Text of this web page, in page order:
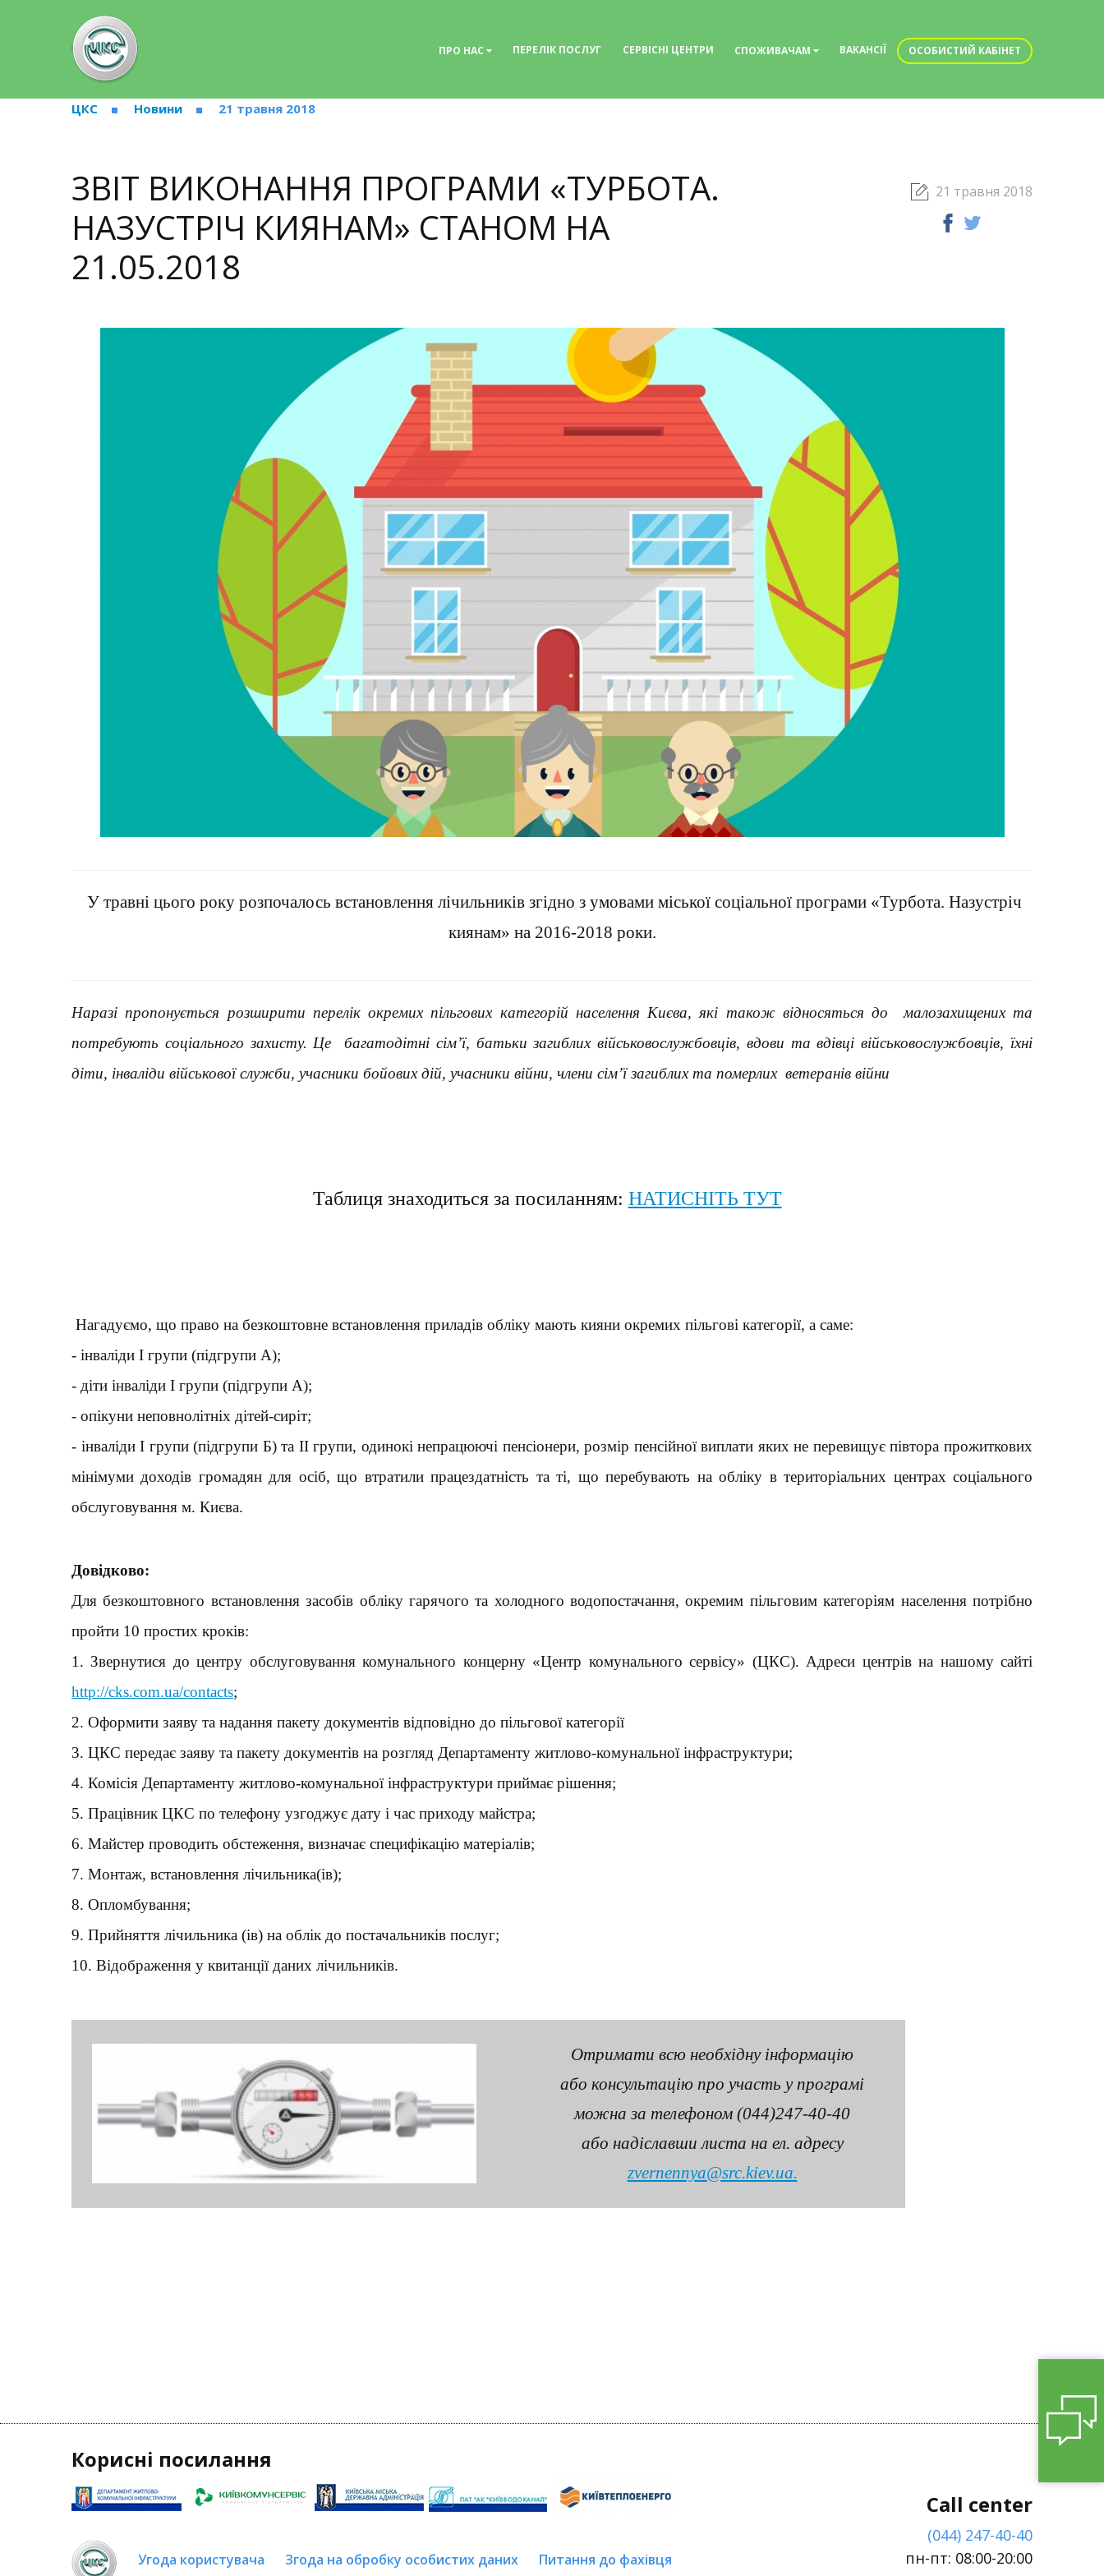
ПРО НАС ПЕРЕЛІК ПОСЛУГ СЕРВІСНІ ЦЕНТРИ СПОЖИВАЧАМ ВАКАНСІЇ ОСОБИСТИЙ КАБІНЕТ
ЦКС Новини 21 травня 2018
21 травня 2018
ЗВІТ ВИКОНАННЯ ПРОГРАМИ «ТУРБОТА.
НАЗУСТРІЧ КИЯНАМ» СТАНОМ НА
21.05.2018
У травні цього року розпочалось встановлення лічильників згідно з умовами міської соціальної програми «Турбота. Назустріч
киянам» на 2016-2018 роки.
Наразі пропонується розширити перелік окремих пільгових категорій населення Києва, які також відносяться до малозахищених та
потребують соціального захисту. Це багатодітні сім’ї, батьки загиблих військовослужбовців, вдови та вдівці військовослужбовців, їхні
діти, інваліди військової служби, учасники бойових дій, учасники війни, члени сім’ї загиблих та померлих ветеранів війни
Таблиця знаходиться за посиланням: НАТИСНІТЬ ТУТ
Нагадуємо, що право на безкоштовне встановлення приладів обліку мають кияни окремих пільгові категорії, а саме:
- інваліди І групи (підгрупи А);
- діти інваліди І групи (підгрупи А);
- опікуни неповнолітніх дітей-сиріт;
- інваліди І групи (підгрупи Б) та ІІ групи, одинокі непрацюючі пенсіонери, розмір пенсійної виплати яких не перевищує півтора прожиткових
мінімуми доходів громадян для осіб, що втратили працездатність та ті, що перебувають на обліку в територіальних центрах соціального
обслуговування м. Києва.
Довідково:
Для безкоштовного встановлення засобів обліку гарячого та холодного водопостачання, окремим пільговим категоріям населення потрібно
пройти 10 простих кроків:
1. Звернутися до центру обслуговування комунального концерну «Центр комунального сервісу» (ЦКС). Адреси центрів на нашому сайті
http://cks.com.ua/contacts;
2. Оформити заяву та надання пакету документів відповідно до пільгової категорії
3. ЦКС передає заяву та пакету документів на розгляд Департаменту житлово-комунальної інфраструктури;
4. Комісія Департаменту житлово-комунальної інфраструктури приймає рішення;
5. Працівник ЦКС по телефону узгоджує дату і час приходу майстра;
6. Майстер проводить обстеження, визначає специфікацію матеріалів;
7. Монтаж, встановлення лічильника(ів);
8. Опломбування;
9. Прийняття лічильника (ів) на облік до постачальників послуг;
10. Відображення у квитанції даних лічильників.
Отримати всю необхідну інформацію
або консультацію про участь у програмі
можна за телефоном (044)247-40-40
або надіславши листа на ел. адресу
zvernennya@src.kiev.ua.
Корисні посилання
Угода користувача Згода на обробку особистих даних Питання до фахівця
Call center
(044) 247-40-40
пн-пт: 08:00-20:00